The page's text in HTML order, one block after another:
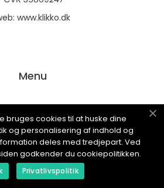
www.klikko.dk
Menu
Annoncering
Om os
Cookies
Kontakt os
bruges cookies til at huske dine
og personalisering af indhold og
deles med tredjepart. Ved
godkender du cookiepolitikken.
Privatlivspolitik